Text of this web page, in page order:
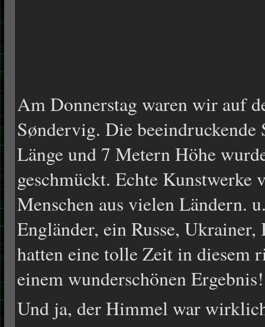
Am Donnerstag waren wir auf
Søndervig. Die
Länge und 7 Metern Höhe
geschmückt. Echte Kunstwerke
Menschen aus vielen Ländern.
Engländer, ein Russe,
hatten eine tolle Zeit in diesem
einem wunderschönen Ergebnis!
Und ja, der Himmel war